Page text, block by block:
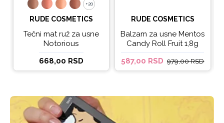
+20
+20
RUDE COSMETICS
Tečni mat ruž za usne
Notorious
668,00 RSD
RUDE COSMETICS
Balzam za usne Mentos
Candy Roll Fruit 1,8g
587,00 RSD 979,00 RSD